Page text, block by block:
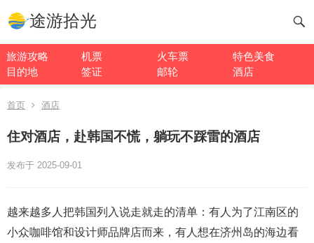
途游拾光
旅游攻略 机票 火车票
特色美食
目的地
签证 邮轮 酒店
首页 酒店
住对酒店，赴韩国不慌，躺玩不踩雷的酒店
发布于 2025-09-01
越来越多人把韩国列入说走就走的清单：有人为了江南区的
小众咖啡馆和设计师品牌店而来，有人想在济州岛的海边看